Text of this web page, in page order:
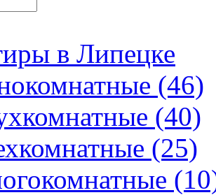
в Липецке
(46)
(40)
(25)